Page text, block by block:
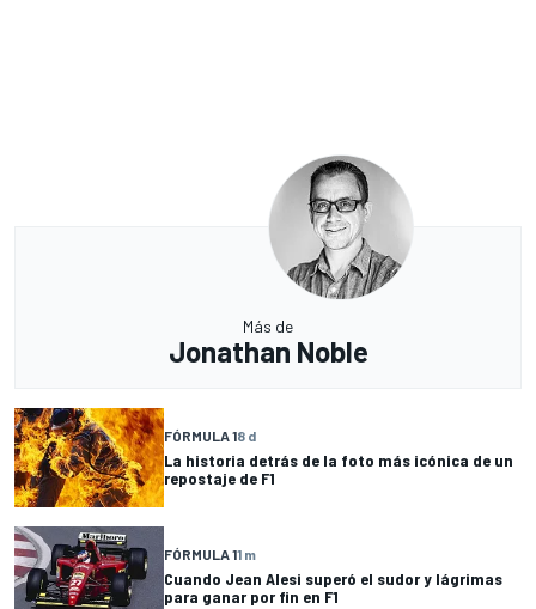
Más de
Jonathan Noble
FÓRMULA 18 d
La historia detrás de la foto más icónica de un
repostaje de F1
FÓRMULA 11 m
Cuando Jean Alesi superó el sudor y lágrimas
para ganar por fin en F1